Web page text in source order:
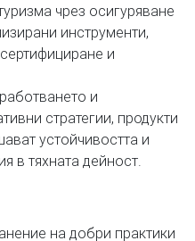
чрез осигуряване
инструменти,
и
и
стратегии, продукти
устойчивостта и
в тяхната дейност.
на добри практики